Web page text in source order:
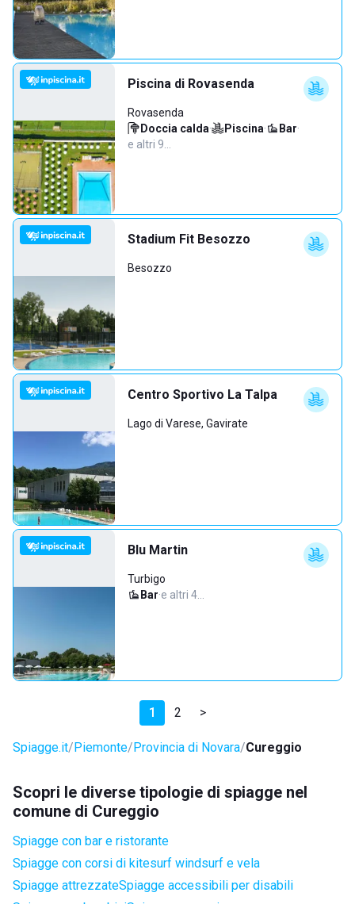
Piscina di Rovasenda
Rovasenda
Doccia calda· Piscina· Bar·
e altri 9…
Stadium Fit Besozzo
Besozzo
Centro Sportivo La Talpa
Lago di Varese, Gavirate
Blu Martin
Turbigo
Bar·e altri 4…
1 2 >
Spiagge.it Piemonte Provincia di Novara Cureggio
Scopri le diverse tipologie di spiagge nel
comune di Cureggio
Spiagge con bar e ristorante
Spiagge con corsi di kitesurf windsurf e vela
Spiagge attrezzateSpiagge accessibili per disabili